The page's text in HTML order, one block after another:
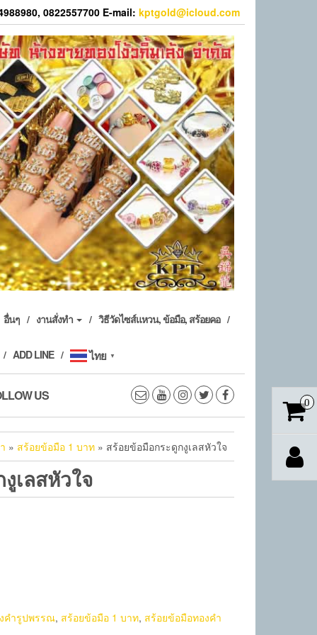
0822557700 E-mail: kptgold@icloud.com
อื่นๆ งานสั่งทำ วิธีวัดไซส์แหวน, ข้อมือ, สร้อยคอ
ADD LINE ไทย ▼
US
» สร้อยข้อมือ 1 บาท » สร้อยข้อมือกระดูกงูเลสหัวใจ
เลสหัวใจ
คำรูปพรรณ, สร้อยข้อมือ 1 บาท, สร้อยข้อมือทองคำ
0